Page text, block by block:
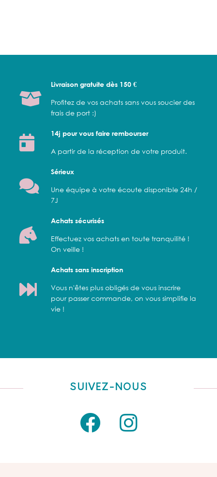
Livraison gratuite dès 150 €
Profitez de vos achats sans vous soucier des
frais de port :)
14j pour vous faire rembourser
A partir de la réception de votre produit.
Sérieux
Une équipe à votre écoute disponible 24h /
7J
Achats sécurisés
Effectuez vos achats en toute tranquilité !
On veille !
Achats sans inscription
Vous n'êtes plus obligés de vous inscrire
pour passer commande, on vous simplifie la
vie !
SUIVEZ-NOUS